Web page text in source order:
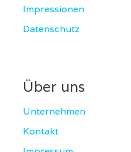
Impressionen
Datenschutz
Über uns
Unternehmen
Kontakt